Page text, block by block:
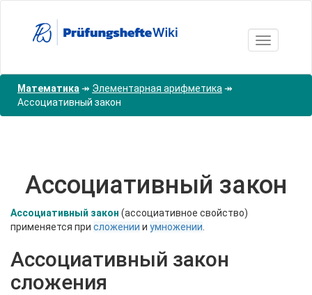
основному
содержанию
Toggle
Математика ↠ Элементарная арифметика ↠
Ассоциативный закон
Ассоциативный закон
Ассоциативный закон (ассоциативное свойство)
применяется при сложении и умножении
Ассоциативный закон
сложения